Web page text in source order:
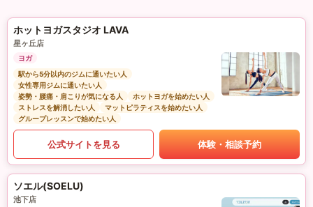
ホットヨガスタジオ LAVA
星ヶ丘店
ヨガ
駅から5分以内のジムに通いたい人
女性専用ジムに通いたい人
姿勢・腰痛・肩こりが気になる人
ホットヨガを始めたい人
ストレスを解消したい人
マットピラティスを始めたい人
グループレッスンで始めたい人
公式サイトを見る 体験・相談予約
ソエル(SOELU)
池下店